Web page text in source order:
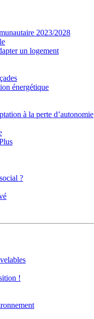
2023/2028
un logement
énergétique
à la perte d’autonomie
?
!